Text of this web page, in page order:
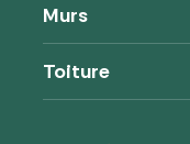
Murs
Toiture